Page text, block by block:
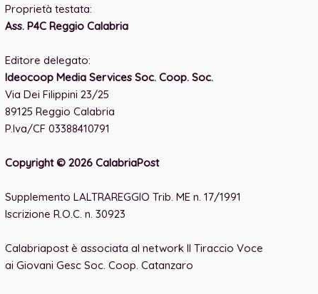
Proprietà testata:
Ass. P4C Reggio Calabria
Editore delegato:
Ideocoop Media Services Soc. Coop. Soc.
Via Dei Filippini 23/25
89125 Reggio Calabria
P.Iva/CF 03388410791
Copyright © 2026 CalabriaPost
Supplemento LALTRAREGGIO Trib. ME n. 17/1991
Iscrizione R.O.C. n. 30923
Calabriapost è associata al network Il Tiraccio Voce
ai Giovani Gesc Soc. Coop. Catanzaro